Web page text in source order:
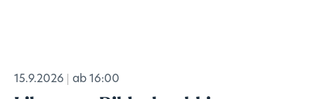
15.9.2026 ab 16:00